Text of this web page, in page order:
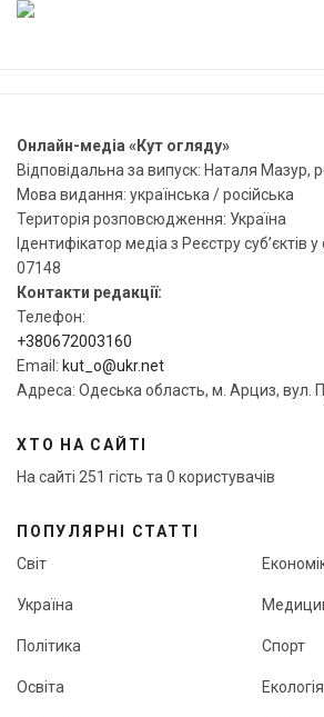
Онлайн-медіа «Кут огляду»
Відповідальна за випуск: Наталя Мазур,
Мова видання: українська / російська
Територія розповсюдження: Україна
Ідентифікатор медіа з Реєстру суб’єктів
07148
Контакти редакції:
Телефон:
+380672003160
Email: kut_o@ukr.net
Адреса: Одеська область, м. Арциз, вул.
ХТО НА САЙТІ
На сайті 251 гість та 0 користувачів
ПОПУЛЯРНІ СТАТТІ
Світ
Україна
Політика
Освіта
Спорт
Екологія